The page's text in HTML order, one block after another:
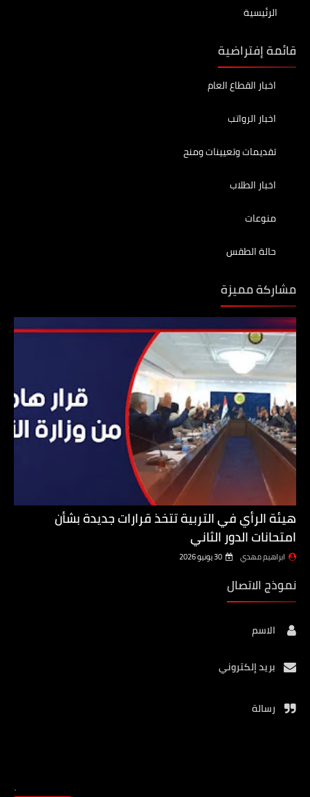
الرئيسية
قائمة إفتراضية
اخبار القطاع العام
اخبار الرواتب
تقديمات وتعيينات ومنح
اخبار الطلاب
منوعات
حالة الطقس
مشاركة مميزة
هيئة الرأي في التربية تتخذ قرارات جديدة بشأن
امتحانات الدور الثاني
ابراهيم مهدي 30 يونيو 2026
نموذج الاتصال
الاسم
بريد إلكتروني
رسالة